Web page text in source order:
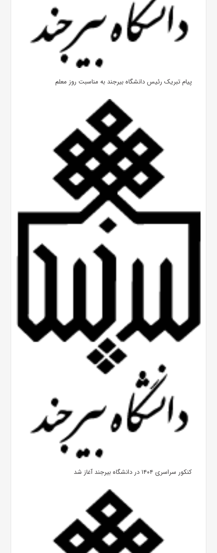
پیام تبریک رئیس دانشگاه بیرجند به مناسبت روز معلم
کنکور سراسری ۱۴۰۴ در دانشگاه بیرجند آغاز شد